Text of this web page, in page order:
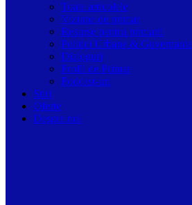
Toate articolele
Viziune de primar
Resurse pentru primarii
Politici Urbane & Guvernanta
Dialoguri
Profil de Primar
Podcast-uri
Stiri
Oferte
Despre noi